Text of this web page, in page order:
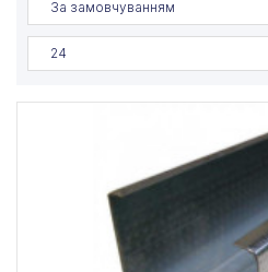
За замовчуванням
24